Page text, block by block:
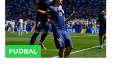
FUDBAL